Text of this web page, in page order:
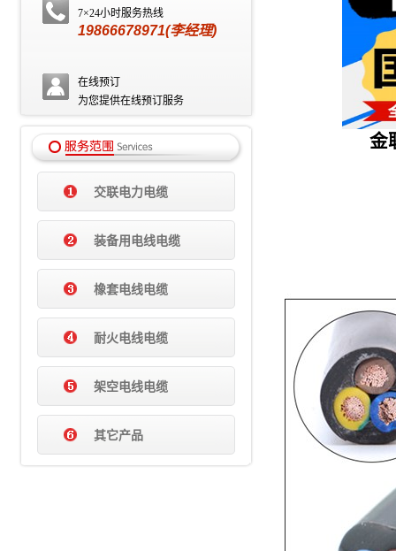
7×24小时服务热线
19866678971(李经理)
在线预订
为您提供在线预订服务
交联电力电缆
装备用电线电缆
橡套电线电缆
耐火电线电缆
架空电线电缆
其它产品
金